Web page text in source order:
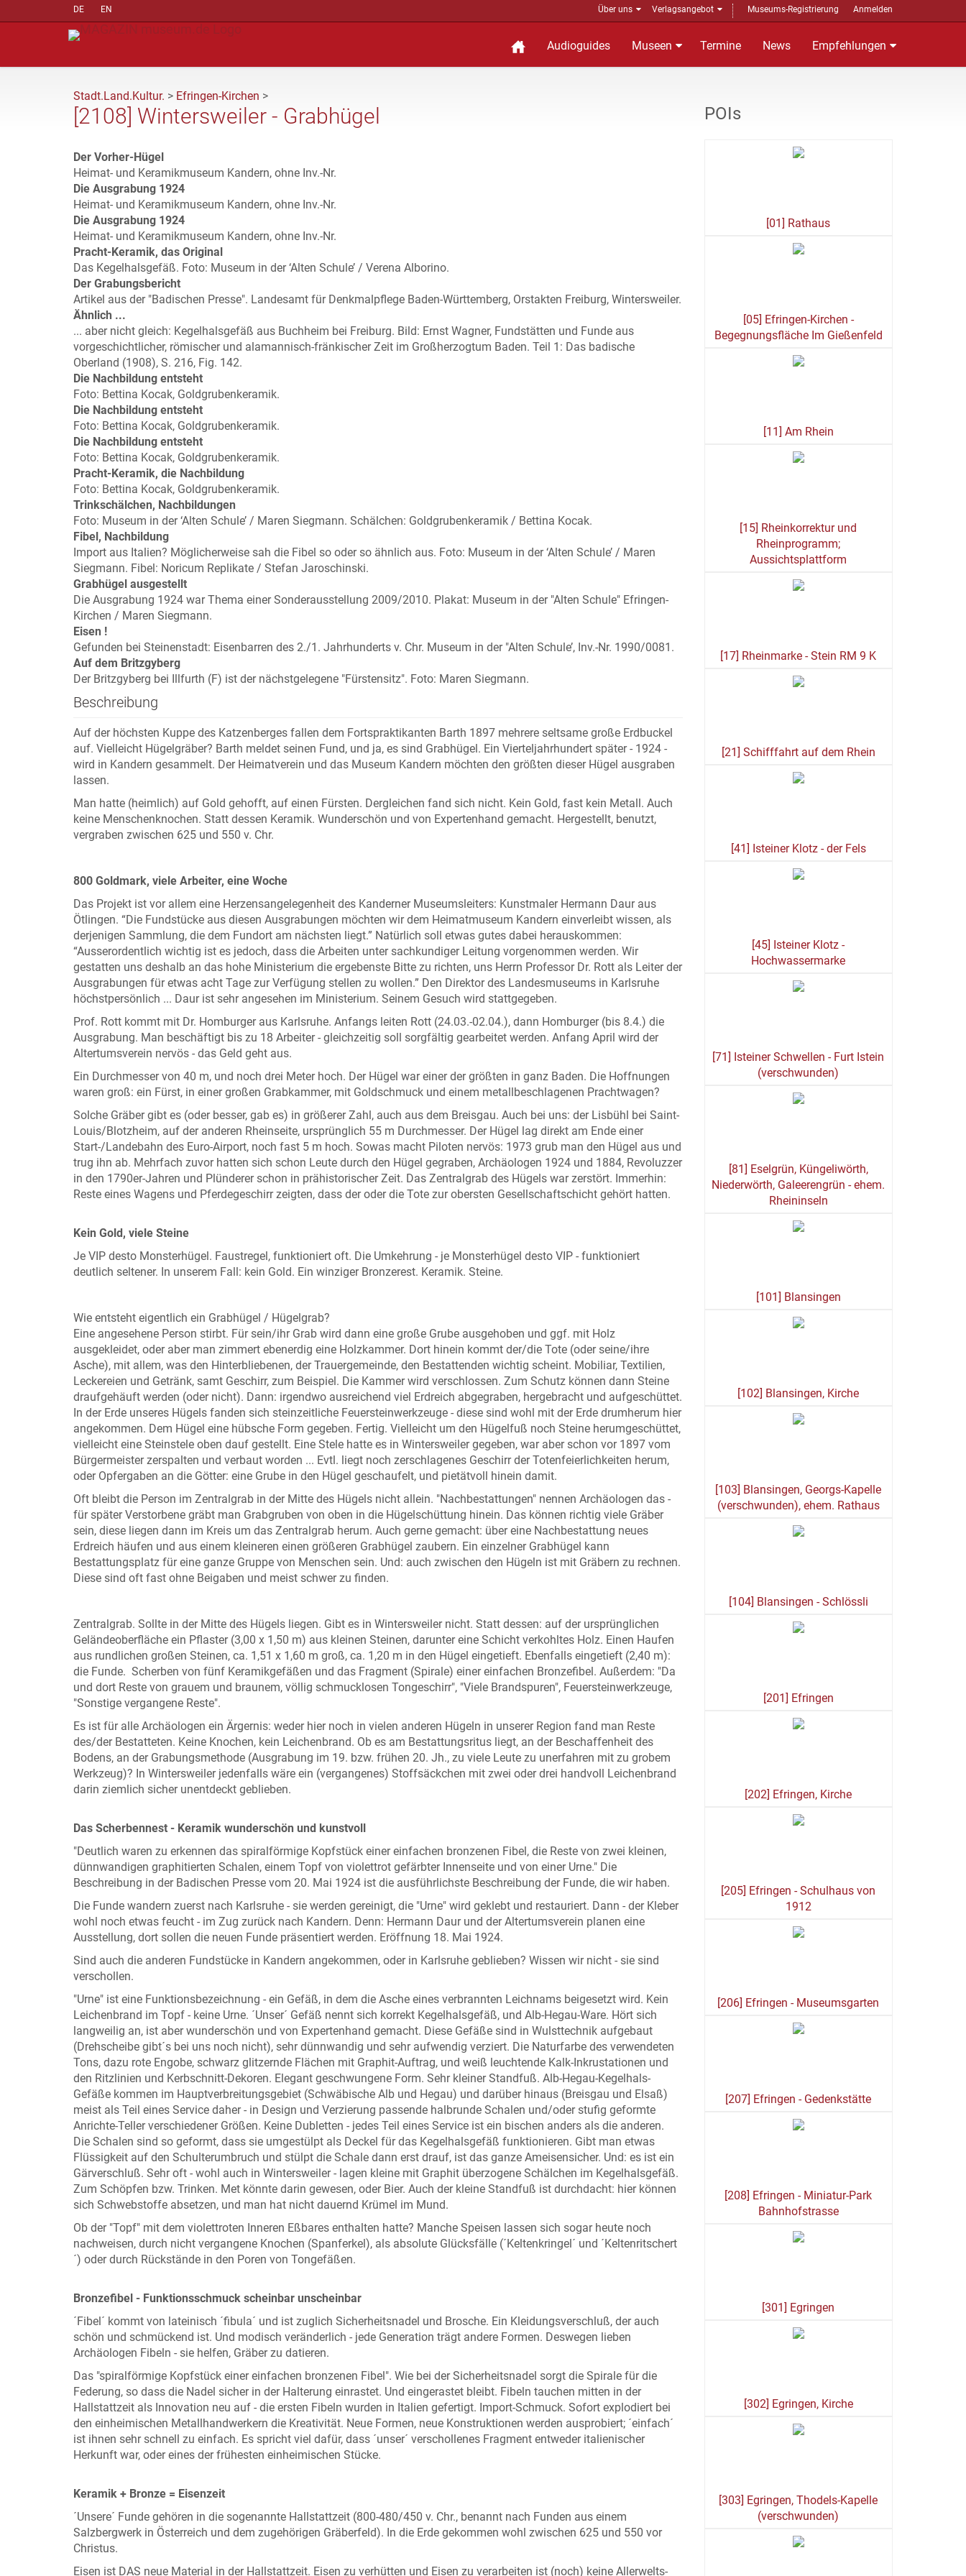
DE EN Über uns Verlagsangebot Museums-Registrierung Anmelden
Audioguides Museen Termine News Empfehlungen
Stadt.Land.Kultur. > Efringen-Kirchen >
[2108] Wintersweiler - Grabhügel
Der Vorher-Hügel
Heimat- und Keramikmuseum Kandern, ohne Inv.-Nr.
Die Ausgrabung 1924
Heimat- und Keramikmuseum Kandern, ohne Inv.-Nr.
Die Ausgrabung 1924
Heimat- und Keramikmuseum Kandern, ohne Inv.-Nr.
Pracht-Keramik, das Original
Das Kegelhalsgefäß. Foto: Museum in der ‘Alten Schule’ / Verena Alborino.
Der Grabungsbericht
Artikel aus der "Badischen Presse". Landesamt für Denkmalpflege Baden-Württemberg, Orstakten Freiburg, Wintersweiler.
Ähnlich ...
... aber nicht gleich: Kegelhalsgefäß aus Buchheim bei Freiburg. Bild: Ernst Wagner, Fundstätten und Funde aus
vorgeschichtlicher, römischer und alamannisch-fränkischer Zeit im Großherzogtum Baden. Teil 1: Das badische
Oberland (1908), S. 216, Fig. 142.
Die Nachbildung entsteht
Foto: Bettina Kocak, Goldgrubenkeramik.
Die Nachbildung entsteht
Foto: Bettina Kocak, Goldgrubenkeramik.
Die Nachbildung entsteht
Foto: Bettina Kocak, Goldgrubenkeramik.
Pracht-Keramik, die Nachbildung
Foto: Bettina Kocak, Goldgrubenkeramik.
Trinkschälchen, Nachbildungen
Foto: Museum in der ‘Alten Schule’ / Maren Siegmann. Schälchen: Goldgrubenkeramik / Bettina Kocak.
Fibel, Nachbildung
Import aus Italien? Möglicherweise sah die Fibel so oder so ähnlich aus. Foto: Museum in der ‘Alten Schule’ / Maren
Siegmann. Fibel: Noricum Replikate / Stefan Jaroschinski.
Grabhügel ausgestellt
Die Ausgrabung 1924 war Thema einer Sonderausstellung 2009/2010. Plakat: Museum in der "Alten Schule" Efringen-
Kirchen / Maren Siegmann.
Eisen !
Gefunden bei Steinenstadt: Eisenbarren des 2./1. Jahrhunderts v. Chr. Museum in der "Alten Schule’, Inv.-Nr. 1990/0081.
Auf dem Britzgyberg
Der Britzgyberg bei Illfurth (F) ist der nächstgelegene "Fürstensitz". Foto: Maren Siegmann.
Beschreibung
Auf der höchsten Kuppe des Katzenberges fallen dem Fortspraktikanten Barth 1897 mehrere seltsame große Erdbuckel
auf. Vielleicht Hügelgräber? Barth meldet seinen Fund, und ja, es sind Grabhügel. Ein Vierteljahrhundert später - 1924 -
wird in Kandern gesammelt. Der Heimatverein und das Museum Kandern möchten den größten dieser Hügel ausgraben
lassen.
Man hatte (heimlich) auf Gold gehofft, auf einen Fürsten. Dergleichen fand sich nicht. Kein Gold, fast kein Metall. Auch
keine Menschenknochen. Statt dessen Keramik. Wunderschön und von Expertenhand gemacht. Hergestellt, benutzt,
vergraben zwischen 625 und 550 v. Chr.
800 Goldmark, viele Arbeiter, eine Woche
Das Projekt ist vor allem eine Herzensangelegenheit des Kanderner Museumsleiters: Kunstmaler Hermann Daur aus
Ötlingen. “Die Fundstücke aus diesen Ausgrabungen möchten wir dem Heimatmuseum Kandern einverleibt wissen, als
derjenigen Sammlung, die dem Fundort am nächsten liegt.” Natürlich soll etwas gutes dabei herauskommen:
“Ausserordentlich wichtig ist es jedoch, dass die Arbeiten unter sachkundiger Leitung vorgenommen werden. Wir
gestatten uns deshalb an das hohe Ministerium die ergebenste Bitte zu richten, uns Herrn Professor Dr. Rott als Leiter der
Ausgrabungen für etwas acht Tage zur Verfügung stellen zu wollen.” Den Direktor des Landesmuseums in Karlsruhe
höchstpersönlich ... Daur ist sehr angesehen im Ministerium. Seinem Gesuch wird stattgegeben.
Prof. Rott kommt mit Dr. Homburger aus Karlsruhe. Anfangs leiten Rott (24.03.-02.04.), dann Homburger (bis 8.4.) die
Ausgrabung. Man beschäftigt bis zu 18 Arbeiter - gleichzeitig soll sorgfältig gearbeitet werden. Anfang April wird der
Altertumsverein nervös - das Geld geht aus.
Ein Durchmesser von 40 m, und noch drei Meter hoch. Der Hügel war einer der größten in ganz Baden. Die Hoffnungen
waren groß: ein Fürst, in einer großen Grabkammer, mit Goldschmuck und einem metallbeschlagenen Prachtwagen?
Solche Gräber gibt es (oder besser, gab es) in größerer Zahl, auch aus dem Breisgau. Auch bei uns: der Lisbühl bei Saint-
Louis/Blotzheim, auf der anderen Rheinseite, ursprünglich 55 m Durchmesser. Der Hügel lag direkt am Ende einer
Start-/Landebahn des Euro-Airport, noch fast 5 m hoch. Sowas macht Piloten nervös: 1973 grub man den Hügel aus und
trug ihn ab. Mehrfach zuvor hatten sich schon Leute durch den Hügel gegraben, Archäologen 1924 und 1884, Revoluzzer
in den 1790er-Jahren und Plünderer schon in prähistorischer Zeit. Das Zentralgrab des Hügels war zerstört. Immerhin:
Reste eines Wagens und Pferdegeschirr zeigten, dass der oder die Tote zur obersten Gesellschaftschicht gehört hatten.
Kein Gold, viele Steine
Je VIP desto Monsterhügel. Faustregel, funktioniert oft. Die Umkehrung - je Monsterhügel desto VIP - funktioniert
deutlich seltener. In unserem Fall: kein Gold. Ein winziger Bronzerest. Keramik. Steine.
Wie entsteht eigentlich ein Grabhügel / Hügelgrab?
Eine angesehene Person stirbt. Für sein/ihr Grab wird dann eine große Grube ausgehoben und ggf. mit Holz
ausgekleidet, oder aber man zimmert ebenerdig eine Holzkammer. Dort hinein kommt der/die Tote (oder seine/ihre
Asche), mit allem, was den Hinterbliebenen, der Trauergemeinde, den Bestattenden wichtig scheint. Mobiliar, Textilien,
Leckereien und Getränk, samt Geschirr, zum Beispiel. Die Kammer wird verschlossen. Zum Schutz können dann Steine
draufgehäuft werden (oder nicht). Dann: irgendwo ausreichend viel Erdreich abgegraben, hergebracht und aufgeschüttet.
In der Erde unseres Hügels fanden sich steinzeitliche Feuersteinwerkzeuge - diese sind wohl mit der Erde drumherum hier
angekommen. Dem Hügel eine hübsche Form gegeben. Fertig. Vielleicht um den Hügelfuß noch Steine herumgeschüttet,
vielleicht eine Steinstele oben dauf gestellt. Eine Stele hatte es in Wintersweiler gegeben, war aber schon vor 1897 vom
Bürgermeister zerspalten und verbaut worden ... Evtl. liegt noch zerschlagenes Geschirr der Totenfeierlichkeiten herum,
oder Opfergaben an die Götter: eine Grube in den Hügel geschaufelt, und pietätvoll hinein damit.
Oft bleibt die Person im Zentralgrab in der Mitte des Hügels nicht allein. "Nachbestattungen" nennen Archäologen das -
für später Verstorbene gräbt man Grabgruben von oben in die Hügelschüttung hinein. Das können richtig viele Gräber
sein, diese liegen dann im Kreis um das Zentralgrab herum. Auch gerne gemacht: über eine Nachbestattung neues
Erdreich häufen und aus einem kleineren einen größeren Grabhügel zaubern. Ein einzelner Grabhügel kann
Bestattungsplatz für eine ganze Gruppe von Menschen sein. Und: auch zwischen den Hügeln ist mit Gräbern zu rechnen.
Diese sind oft fast ohne Beigaben und meist schwer zu finden.
Zentralgrab. Sollte in der Mitte des Hügels liegen. Gibt es in Wintersweiler nicht. Statt dessen: auf der ursprünglichen
Geländeoberfläche ein Pflaster (3,00 x 1,50 m) aus kleinen Steinen, darunter eine Schicht verkohltes Holz. Einen Haufen
aus rundlichen großen Steinen, ca. 1,51 x 1,60 m groß, ca. 1,20 m in den Hügel eingetieft. Ebenfalls eingetieft (2,40 m):
die Funde. Scherben von fünf Keramikgefäßen und das Fragment (Spirale) einer einfachen Bronzefibel. Außerdem: "Da
und dort Reste von grauem und braunem, völlig schmucklosen Tongeschirr", "Viele Brandspuren", Feuersteinwerkzeuge,
"Sonstige vergangene Reste".
Es ist für alle Archäologen ein Ärgernis: weder hier noch in vielen anderen Hügeln in unserer Region fand man Reste
des/der Bestatteten. Keine Knochen, kein Leichenbrand. Ob es am Bestattungsritus liegt, an der Beschaffenheit des
Bodens, an der Grabungsmethode (Ausgrabung im 19. bzw. frühen 20. Jh., zu viele Leute zu unerfahren mit zu grobem
Werkzeug)? In Wintersweiler jedenfalls wäre ein (vergangenes) Stoffsäckchen mit zwei oder drei handvoll Leichenbrand
darin ziemlich sicher unentdeckt geblieben.
Das Scherbennest - Keramik wunderschön und kunstvoll
"Deutlich waren zu erkennen das spiralförmige Kopfstück einer einfachen bronzenen Fibel, die Reste von zwei kleinen,
dünnwandigen graphitierten Schalen, einem Topf von violettrot gefärbter Innenseite und von einer Urne." Die
Beschreibung in der Badischen Presse vom 20. Mai 1924 ist die ausführlichste Beschreibung der Funde, die wir haben.
Die Funde wandern zuerst nach Karlsruhe - sie werden gereinigt, die "Urne" wird geklebt und restauriert. Dann - der Kleber
wohl noch etwas feucht - im Zug zurück nach Kandern. Denn: Hermann Daur und der Altertumsverein planen eine
Ausstellung, dort sollen die neuen Funde präsentiert werden. Eröffnung 18. Mai 1924.
Sind auch die anderen Fundstücke in Kandern angekommen, oder in Karlsruhe geblieben? Wissen wir nicht - sie sind
verschollen.
"Urne" ist eine Funktionsbezeichnung - ein Gefäß, in dem die Asche eines verbrannten Leichnams beigesetzt wird. Kein
Leichenbrand im Topf - keine Urne. ´Unser´ Gefäß nennt sich korrekt Kegelhalsgefäß, und Alb-Hegau-Ware. Hört sich
langweilig an, ist aber wunderschön und von Expertenhand gemacht. Diese Gefäße sind in Wulsttechnik aufgebaut
(Drehscheibe gibt´s bei uns noch nicht), sehr dünnwandig und sehr aufwendig verziert. Die Naturfarbe des verwendeten
Tons, dazu rote Engobe, schwarz glitzernde Flächen mit Graphit-Auftrag, und weiß leuchtende Kalk-Inkrustationen und
den Ritzlinien und Kerbschnitt-Dekoren. Elegant geschwungene Form. Sehr kleiner Standfuß. Alb-Hegau-Kegelhals-
Gefäße kommen im Hauptverbreitungsgebiet (Schwäbische Alb und Hegau) und darüber hinaus (Breisgau und Elsaß)
meist als Teil eines Service daher - in Design und Verzierung passende halbrunde Schalen und/oder stufig geformte
Anrichte-Teller verschiedener Größen. Keine Dubletten - jedes Teil eines Service ist ein bischen anders als die anderen.
Die Schalen sind so geformt, dass sie umgestülpt als Deckel für das Kegelhalsgefäß funktionieren. Gibt man etwas
Flüssigkeit auf den Schulterumbruch und stülpt die Schale dann erst drauf, ist das ganze Ameisensicher. Und: es ist ein
Gärverschluß. Sehr oft - wohl auch in Wintersweiler - lagen kleine mit Graphit überzogene Schälchen im Kegelhalsgefäß.
Zum Schöpfen bzw. Trinken. Met könnte darin gewesen, oder Bier. Auch der kleine Standfuß ist durchdacht: hier können
sich Schwebstoffe absetzen, und man hat nicht dauernd Krümel im Mund.
Ob der "Topf" mit dem violettroten Inneren Eßbares enthalten hatte? Manche Speisen lassen sich sogar heute noch
nachweisen, durch nicht vergangene Knochen (Spanferkel), als absolute Glücksfälle (´Keltenkringel´ und ´Keltenritschert
´) oder durch Rückstände in den Poren von Tongefäßen.
Bronzefibel - Funktionsschmuck scheinbar unscheinbar
´Fibel´ kommt von lateinisch ´fibula´ und ist zuglich Sicherheitsnadel und Brosche. Ein Kleidungsverschluß, der auch
schön und schmückend ist. Und modisch veränderlich - jede Generation trägt andere Formen. Deswegen lieben
Archäologen Fibeln - sie helfen, Gräber zu datieren.
Das "spiralförmige Kopfstück einer einfachen bronzenen Fibel". Wie bei der Sicherheitsnadel sorgt die Spirale für die
Federung, so dass die Nadel sicher in der Halterung einrastet. Und eingerastet bleibt. Fibeln tauchen mitten in der
Hallstattzeit als Innovation neu auf - die ersten Fibeln wurden in Italien gefertigt. Import-Schmuck. Sofort explodiert bei
den einheimischen Metallhandwerkern die Kreativität. Neue Formen, neue Konstruktionen werden ausprobiert; ´einfach´
ist ihnen sehr schnell zu einfach. Es spricht viel dafür, dass ´unser´ verschollenes Fragment entweder italienischer
Herkunft war, oder eines der frühesten einheimischen Stücke.
Keramik + Bronze = Eisenzeit
´Unsere´ Funde gehören in die sogenannte Hallstattzeit (800-480/450 v. Chr., benannt nach Funden aus einem
Salzbergwerk in Österreich und dem zugehörigen Gräberfeld). In die Erde gekommen wohl zwischen 625 und 550 vor
Christus.
Eisen ist DAS neue Material in der Hallstattzeit. Eisen zu verhütten und Eisen zu verarbeiten ist (noch) keine Allerwelts-
POIs
[01] Rathaus
[05] Efringen-Kirchen -
Begegnungsfläche Im Gießenfeld
[11] Am Rhein
[15] Rheinkorrektur und
Rheinprogramm;
Aussichtsplattform
[17] Rheinmarke - Stein RM 9 K
[21] Schifffahrt auf dem Rhein
[41] Isteiner Klotz - der Fels
[45] Isteiner Klotz -
Hochwassermarke
[71] Isteiner Schwellen - Furt Istein
(verschwunden)
[81] Eselgrün, Küngeliwörth,
Niederwörth, Galeerengrün - ehem.
Rheininseln
[101] Blansingen
[102] Blansingen, Kirche
[103] Blansingen, Georgs-Kapelle
(verschwunden), ehem. Rathaus
[104] Blansingen - Schlössli
[201] Efringen
[202] Efringen, Kirche
[205] Efringen - Schulhaus von
1912
[206] Efringen - Museumsgarten
[207] Efringen - Gedenkstätte
[208] Efringen - Miniatur-Park
Bahnhofstrasse
[301] Egringen
[302] Egringen, Kirche
[303] Egringen, Thodels-Kapelle
(verschwunden)